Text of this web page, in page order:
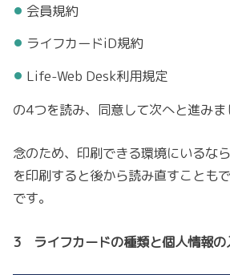
会員規約
ライフカードiD規約
Life-Web Desk利用規定
の4つを読み、同意して次へと進みま
念のため、印刷できる環境にいるな
を印刷すると後から読み直すことも
です。
3 ライフカードの種類と個人情報の